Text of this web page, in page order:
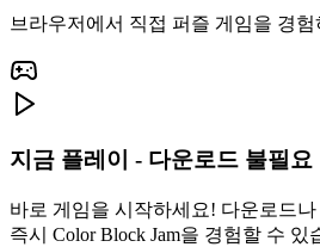
브라우저에서 직접 퍼즐 게임을 경험
지금 플레이 - 다운로드 불필요
바로 게임을 시작하세요! 다운로드
즉시 Color Block Jam을 경험할 수 있